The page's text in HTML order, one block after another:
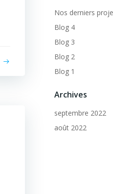
Nos derniers
Blog 4
Blog 3
Blog 2
Blog 1
Archives
septembre 2022
août 2022